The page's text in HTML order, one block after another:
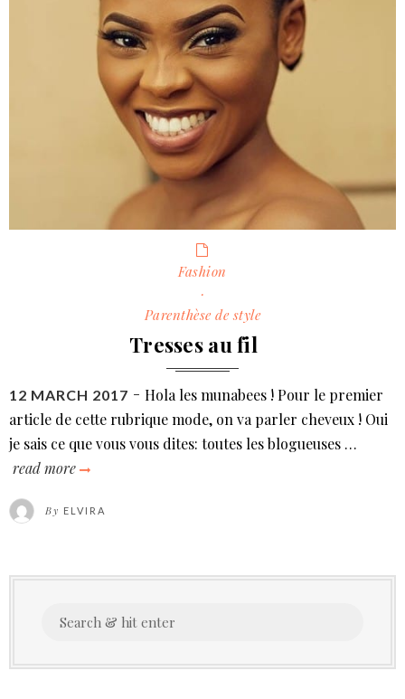
Fashion
·
Parenthèse de style
Tresses au fil
POSTED
ON
12 MARCH 2017
Hola les munabees ! Pour le premier
article de cette rubrique mode, on va parler cheveux ! Oui
je sais ce que vous vous dites: toutes les blogueuses …
read more
fil
By ELVIRA